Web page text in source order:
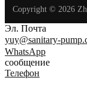
Copyright © 2026
Эл. Почта
yuy@sanitary-
WhatsApp
сообщение
Телефон